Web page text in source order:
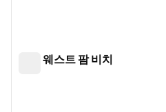
힐튼 웨스트 팜 비치